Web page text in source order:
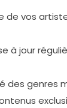
de vos
à jour
des genres